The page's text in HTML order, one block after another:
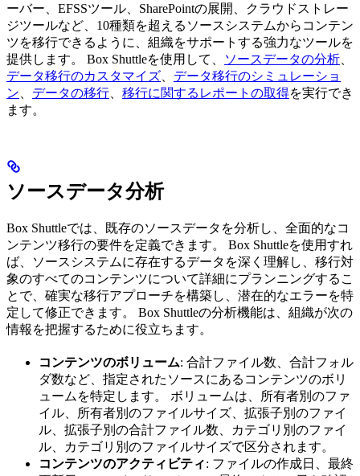
ーバー、EFSSツール、SharePointの展開、クラウドストレー
ジツールなど、10種類を超えるソースシステムからコンテン
ツを移行できるように、組織をサポートする強力なツールを
提供します。 Box Shuttleを使用して、
ソースデータの分析
データ移行のカスタマイズ
データ移行のシミュレーショ
ン
データの移行 移行に関するレポートの取得を実行でき
ます。
ソースデータ分析
Box Shuttleでは、既存のソースデータを分析し、全面的なコ
ンテンツ移行の要件を定義できます。 Box Shuttleを使用すれ
ば、ソースシステムに存在するデータを深く理解し、移行対
象のすべてのコンテンツについて詳細にプランニングするこ
とで、確実な移行アプローチを構築し、潜在的なエラーを特
定して修正できます。 Box Shuttleの分析機能は、組織が次の
情報を把握するために役立ちます。
コンテンツのボリューム: 合計ファイル数、合計フォル
ダ数など、指定されたソースにあるコンテンツのボリ
ュームを特定します。 ボリュームは、所有者別のファ
イル、所有者別のファイルサイズ、拡張子別のファイ
ル、拡張子別の合計ファイル数、カテゴリ別のファイ
ル、カテゴリ別のファイルサイズで区分されます。
コンテンツのアクティビティ: ファイルの作成日、最終